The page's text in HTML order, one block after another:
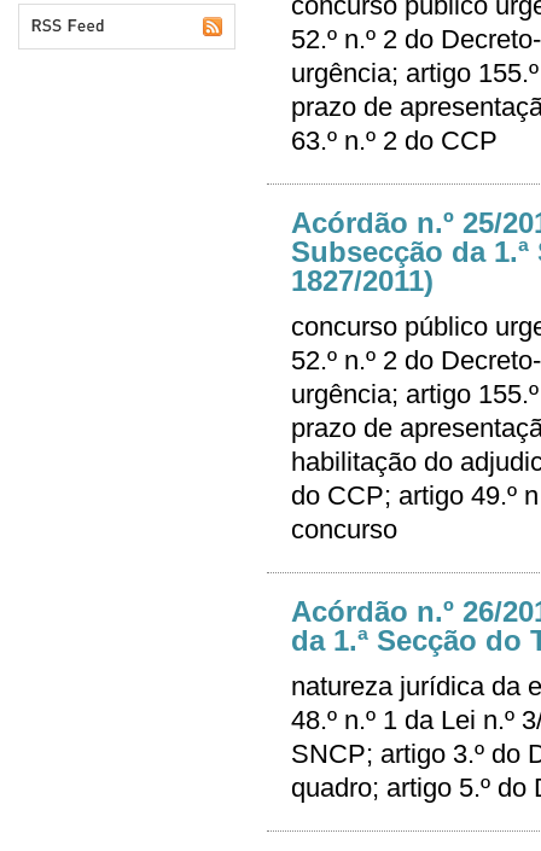
52.º n.º 2 do
urgência; artigo
prazo de
63.º n.º 2 do CCP
Acórdão n.º 25/
Subsecção da
1827/2011)
concurso público
52.º n.º 2 do
urgência; artigo
prazo de
habilitação do
do CCP; artigo 49.º
concurso
Acórdão n.º 26/
da 1.ª Secção do
natureza jurídica da
48.º n.º 1 da Lei n.º
SNCP; artigo 3.º do
quadro; artigo 5.º do